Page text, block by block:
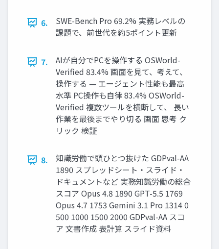
6.
SWE-Bench Pro 69.2% 実務レベルの
課題で、前世代を約5ポイント更新
7.
AIが自分でPCを操作する OSWorld-
Verified 83.4% 画面を見て、考えて、
操作する — エージェント性能も最高
水準 PC操作も自律 83.4% OSWorld-
Verified 複数ツールを横断して、 長い
作業を最後までやり切る 画面 思考 ク
リック 検証
8.
知識労働で頭ひとつ抜けた GDPval-AA
1890 スプレッドシート・スライド・
ドキュメントなど 実務知識労働の総合
スコア Opus 4.8 1890 GPT-5.5 1769
Opus 4.7 1753 Gemini 3.1 Pro 1314 0
500 1000 1500 2000 GDPval-AA スコ
ア 文書作成 表計算 スライド資料